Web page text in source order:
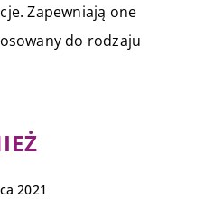
Zapewniają one
do rodzaju
2021